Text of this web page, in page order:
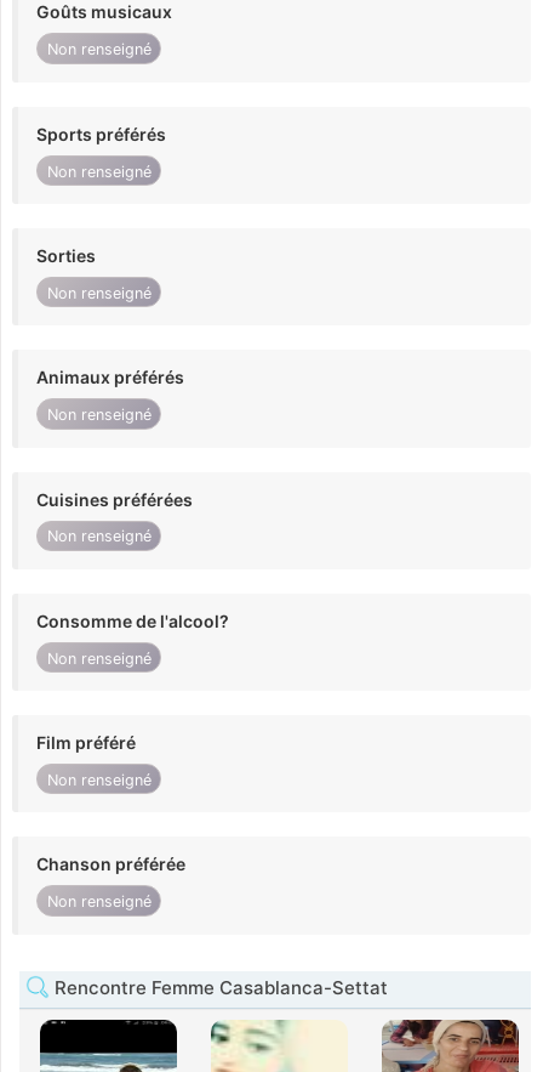
Goûts musicaux
Non renseigné
Sports préférés
Non renseigné
Sorties
Non renseigné
Animaux préférés
Non renseigné
Cuisines préférées
Non renseigné
Consomme de l'alcool?
Non renseigné
Film préféré
Non renseigné
Chanson préférée
Non renseigné
Rencontre Femme Casablanca-Settat